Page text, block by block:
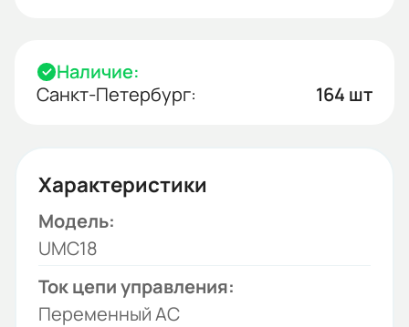
Наличие:
Санкт-Петербург:
164 шт
Характеристики
Модель:
UMC18
Ток цепи управления:
Переменный AC